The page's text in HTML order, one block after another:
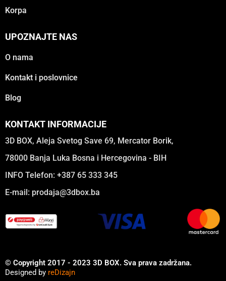
Korpa
UPOZNAJTE NAS
O nama
Kontakt i poslovnice
Blog
KONTAKT INFORMACIJE
3D BOX, Aleja Svetog Save 69, Mercator Borik,
78000 Banja Luka Bosna i Hercegovina - BIH
INFO Telefon: +387 65 333 345
E-mail: prodaja@3dbox.ba
© Copyright 2017 - 2023 3D BOX. Sva prava zadržana.
Designed by reDizajn